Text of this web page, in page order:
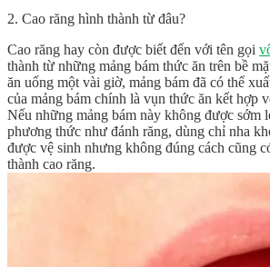
2. Cao răng hình thành từ đâu?
Cao răng hay còn được biết đến với tên gọi
thành từ những mảng bám thức ăn trên bề
ăn uống một vài giờ, mảng bám đã có thể
của mảng bám chính là vụn thức ăn kết hợp
Nếu những mảng bám này không được sớm
phương thức như đánh răng, dùng chỉ nha
được vệ sinh nhưng không đúng cách cũng
thành cao răng.